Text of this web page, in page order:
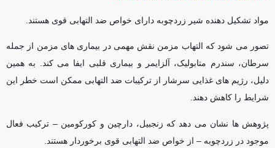
مواد تشکیل دهنده شیر زردچوبه دارای خواص ضد التهابی قوی هستند.
تصور می شود که التهاب مزمن نقش مهمی در بیماری های مزمن از جمله
سرطان، سندرم متابولیک، آلزایمر و بیماری قلبی ایفا می کند. به همین
دلیل، رژیم های غذایی سرشار از ترکیبات ضد التهابی ممکن است خطر این
شرایط را کاهش دهند.
پژوهش ها نشان می دهد که زنجبیل، دارچین و کورکومین – ترکیب فعال
موجود در زردچوبه – از خواص ضد التهابی قوی برخوردار هستند.